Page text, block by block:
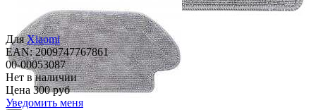
ДляXiaomi
EAN: 2009747767861
00-00053087
Нет в наличии
Цена 300 руб
Уведомить меня